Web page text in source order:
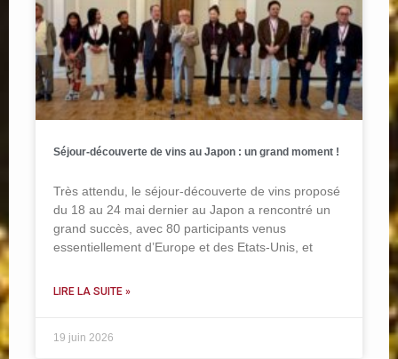
Séjour-découverte de vins au Japon : un grand moment !
Très attendu, le séjour-découverte de vins proposé
du 18 au 24 mai dernier au Japon a rencontré un
grand succès, avec 80 participants venus
essentiellement d’Europe et des Etats-Unis, et
LIRE LA SUITE »
19 juin 2026